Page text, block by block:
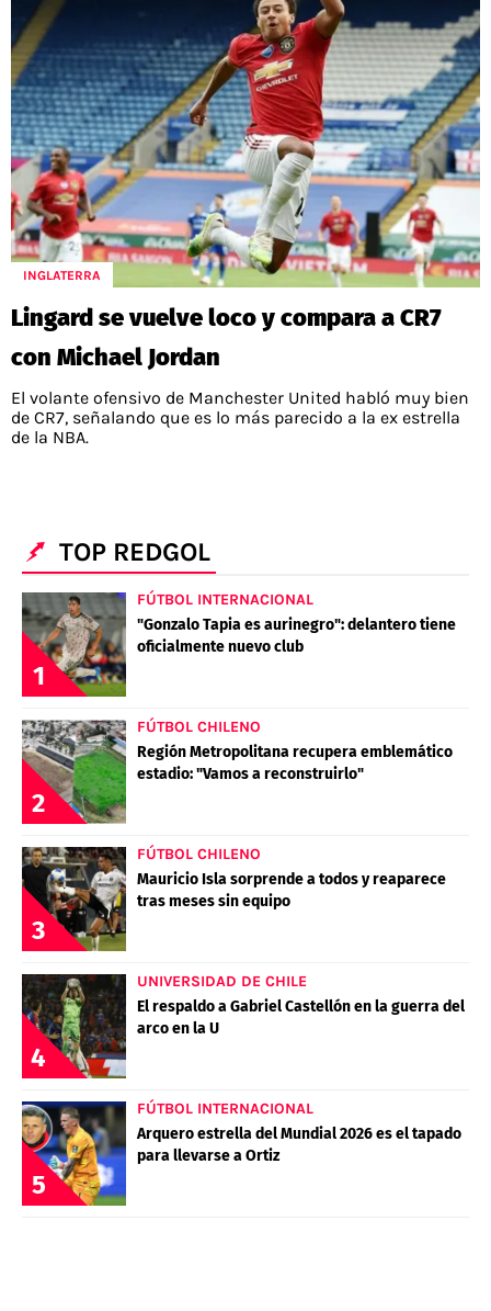
INGLATERRA
Lingard se vuelve loco y compara a CR7
con Michael Jordan
El volante ofensivo de Manchester United habló muy bien
de CR7, señalando que es lo más parecido a la ex estrella
de la NBA.
TOP REDGOL
1
FÚTBOL INTERNACIONAL
"Gonzalo Tapia es aurinegro": delantero tiene
oficialmente nuevo club
2
FÚTBOL CHILENO
Región Metropolitana recupera emblemático
estadio: "Vamos a reconstruirlo"
3
FÚTBOL CHILENO
Mauricio Isla sorprende a todos y reaparece
tras meses sin equipo
4
UNIVERSIDAD DE CHILE
El respaldo a Gabriel Castellón en la guerra del
arco en la U
5
FÚTBOL INTERNACIONAL
Arquero estrella del Mundial 2026 es el tapado
para llevarse a Ortiz